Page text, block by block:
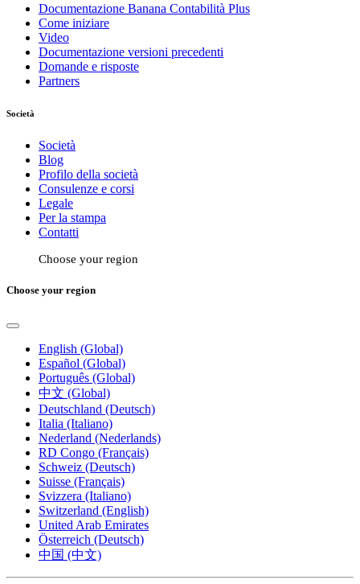
Documentazione Banana Contabilità Plus
Come iniziare
Video
Documentazione versioni precedenti
Domande e risposte
Partners
Società
Società
Blog
Profilo della società
Consulenze e corsi
Legale
Per la stampa
Contatti
Choose your region
Choose your region
English (Global)
Español (Global)
Português (Global)
中文 (Global)
Deutschland (Deutsch)
Italia (Italiano)
Nederland (Nederlands)
RD Congo (Français)
Schweiz (Deutsch)
Suisse (Français)
Svizzera (Italiano)
Switzerland (English)
United Arab Emirates
Österreich (Deutsch)
中国 (中文)